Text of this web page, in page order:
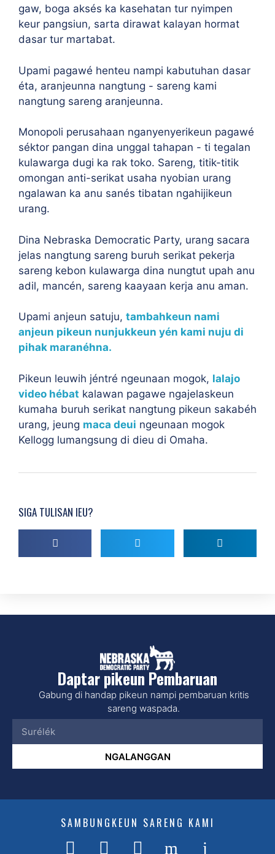
gaw, boga aksés ka kasehatan tur nyimpen
keur pangsiun, sarta dirawat kalayan hormat
dasar tur martabat.
Upami pagawé henteu nampi kabutuhan dasar
éta, aranjeunna nangtung - sareng kami
nangtung sareng aranjeunna.
Monopoli perusahaan nganyenyerikeun pagawé
séktor pangan dina unggal tahapan - ti tegalan
kulawarga dugi ka rak toko. Sareng, titik-titik
omongan anti-serikat usaha nyobian urang
ngalawan ka anu sanés tibatan ngahijikeun
urang.
Dina Nebraska Democratic Party, urang sacara
jelas nangtung sareng buruh serikat pekerja
sareng kebon kulawarga dina nungtut upah anu
adil, mancén, sareng kaayaan kerja anu aman.
Upami anjeun satuju, tambahkeun nami
anjeun pikeun nunjukkeun yén kami nuju di
pihak maranéhna.
Pikeun leuwih jéntré ngeunaan mogok, lalajo
video hébat kalawan pagawe ngajelaskeun
kumaha buruh serikat nangtung pikeun sakabéh
urang, jeung maca deui ngeunaan mogok
Kellogg lumangsung di dieu di Omaha.
SIGA TULISAN IEU?
Daptar pikeun Pembaruan
Gabung di handap pikeun nampi pembaruan kritis
sareng waspada.
NGALANGGAN
SAMBUNGKEUN SARENG KAMI